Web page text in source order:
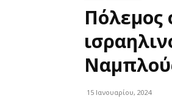
Πόλεμος
15 Ιανουαρίου, 2024